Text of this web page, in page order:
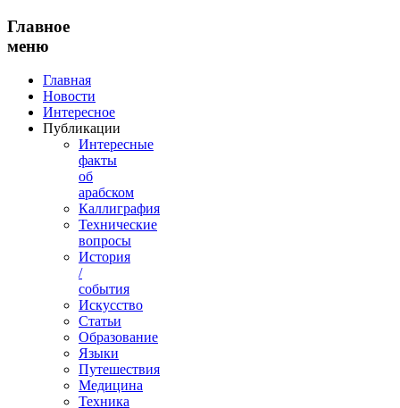
Главное
меню
Главная
Новости
Интересное
Публикации
Интересные
факты
об
арабском
Каллиграфия
Технические
вопросы
История
/
события
Искусство
Статьи
Образование
Языки
Путешествия
Медицина
Техника